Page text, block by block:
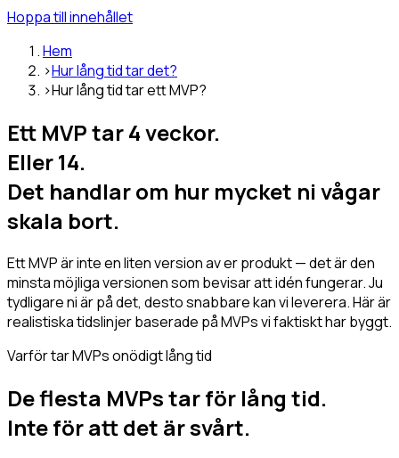
Hoppa till innehållet
Hem
›Hur lång tid tar det?
›Hur lång tid tar ett MVP?
Ett MVP tar4 veckor.
Eller14.
Det handlar om hur mycket ni vågar
skala bort.
Ett MVP är inte en liten version av er produkt — det är den
minsta möjliga versionen som bevisar att idén fungerar. Ju
tydligare ni är på det, desto snabbare kan vi leverera. Här är
realistiska tidslinjer baserade på MVPs vi faktiskt har byggt.
Varför tar MVPs onödigt lång tid
De flesta MVPs tar för lång tid.
Inte för att det är svårt.